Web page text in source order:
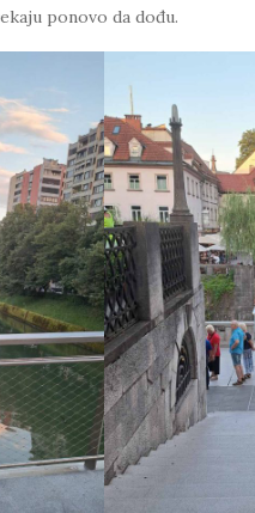
ponovo da dođu.